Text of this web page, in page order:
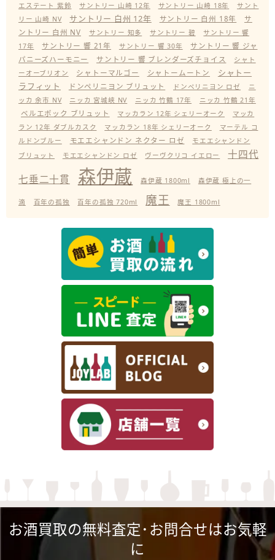
エステート 紫鈴
サントリー 山崎 12年 サントリー 山崎 18年
サント
リー 山崎 NV
サントリー 白州 12年 サントリー 白州 18年
サ
ントリー 白州 NV
サントリー 知多 サントリー 碧
サントリー 響
17年
サントリー 響 21年 サントリー 響 30年
サントリー 響 ジャ
パニーズハーモニー
サントリー 響 ブレンダーズチョイス
シャト
ーオーブリオン
シャトーマルゴー シャトームートン
シャトー
ラフィット
ドンペリニヨン ブリュット ドンペリニヨン ロゼ
ニ
ッカ 余市 NV
ニッカ 宮城峡 NV ニッカ 竹鶴 17年 ニッカ 竹鶴 21年
ベルエポック ブリュット マッカラン 12年 シェリーオーク
マッカ
ラン 12年 ダブルカスク
マッカラン 18年 シェリーオーク
マーテル コ
ルドンブルー
モエエシャンドン ネクター ロゼ
モエエシャンドン
ブリュット
モエエシャンドン ロゼ ヴーヴクリコ イエロー
十四代
七垂二十貫
森伊蔵 森伊蔵 1800ml 森伊蔵 極上の一
滴 百年の孤独 百年の孤独 720ml 魔王 魔王 1800ml
お酒買取の無料査定･お問合せはお気軽
に